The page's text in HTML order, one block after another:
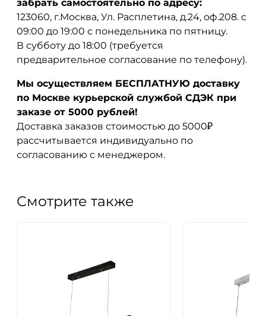
забрать самостоятельно по адресу:
123060, г.Москва, Ул. Расплетина, д.24, оф.208. с
09:00 до 19:00 с понедельника по пятницу.
В субботу до 18:00 (требуется
предварительное согласование по телефону).
Мы осуществляем БЕСПЛАТНУЮ доставку
по Москве курьерской службой СДЭК при
заказе от 5000 рублей!
Доставка заказов стоимостью до 5000₽
рассчитывается индивидуально по
согласованию с менеджером.
Смотрите также